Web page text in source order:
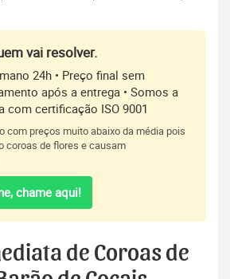
vai resolver.
24h • Preço final sem
após a entrega • Somos a
com certificação ISO 9001
com preços muito abaixo da média pois
coroas de flores e causam
chame aqui!
de Coroas de